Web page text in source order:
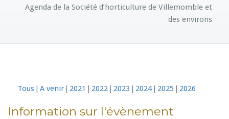
Agenda de la Société d’horticulture de Villemomble et
des environs
Tous A venir 2021 2022 2023 2024 2025 2026
Information sur l'évènement